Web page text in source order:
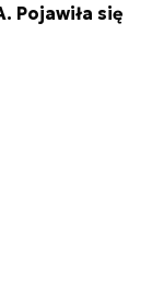
Pojawiła się